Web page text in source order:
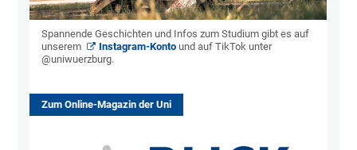
Spannende Geschichten und Infos zum Studium gibt es auf
unserem
Instagram-Konto und auf TikTok unter
@uniwuerzburg.
Zum Online-Magazin der Uni